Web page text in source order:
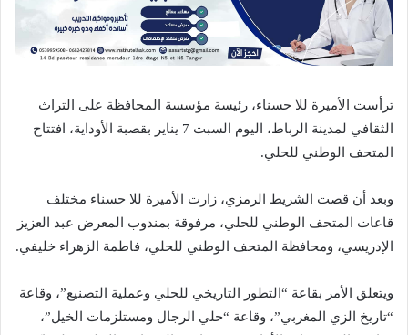
ترأست الأميرة للا حسناء، رئيسة مؤسسة المحافظة على التراث
الثقافي لمدينة الرباط، اليوم السبت 7 يناير بقصبة الأوداية، افتتاح
المتحف الوطني للحلي.
وبعد أن قصت الشريط الرمزي، زارت الأميرة للا حسناء مختلف
قاعات المتحف الوطني للحلي، مرفوقة بمندوب المعرض عبد العزيز
الإدريسي، ومحافظة المتحف الوطني للحلي، فاطمة الزهراء خليفي.
ويتعلق الأمر بقاعة “التطور التاريخي للحلي وعملية التصنيع”، وقاعة
“تاريخ الزي المغربي”، وقاعة “حلي الرجال ومستلزمات الخيل”،